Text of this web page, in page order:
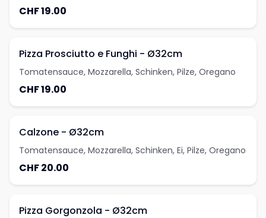
CHF 19.00
Pizza Prosciutto e Funghi - Ø32cm
Tomatensauce, Mozzarella, Schinken, Pilze, Oregano
CHF 19.00
Calzone - Ø32cm
Tomatensauce, Mozzarella, Schinken, Ei, Pilze, Oregano
CHF 20.00
Pizza Gorgonzola - Ø32cm